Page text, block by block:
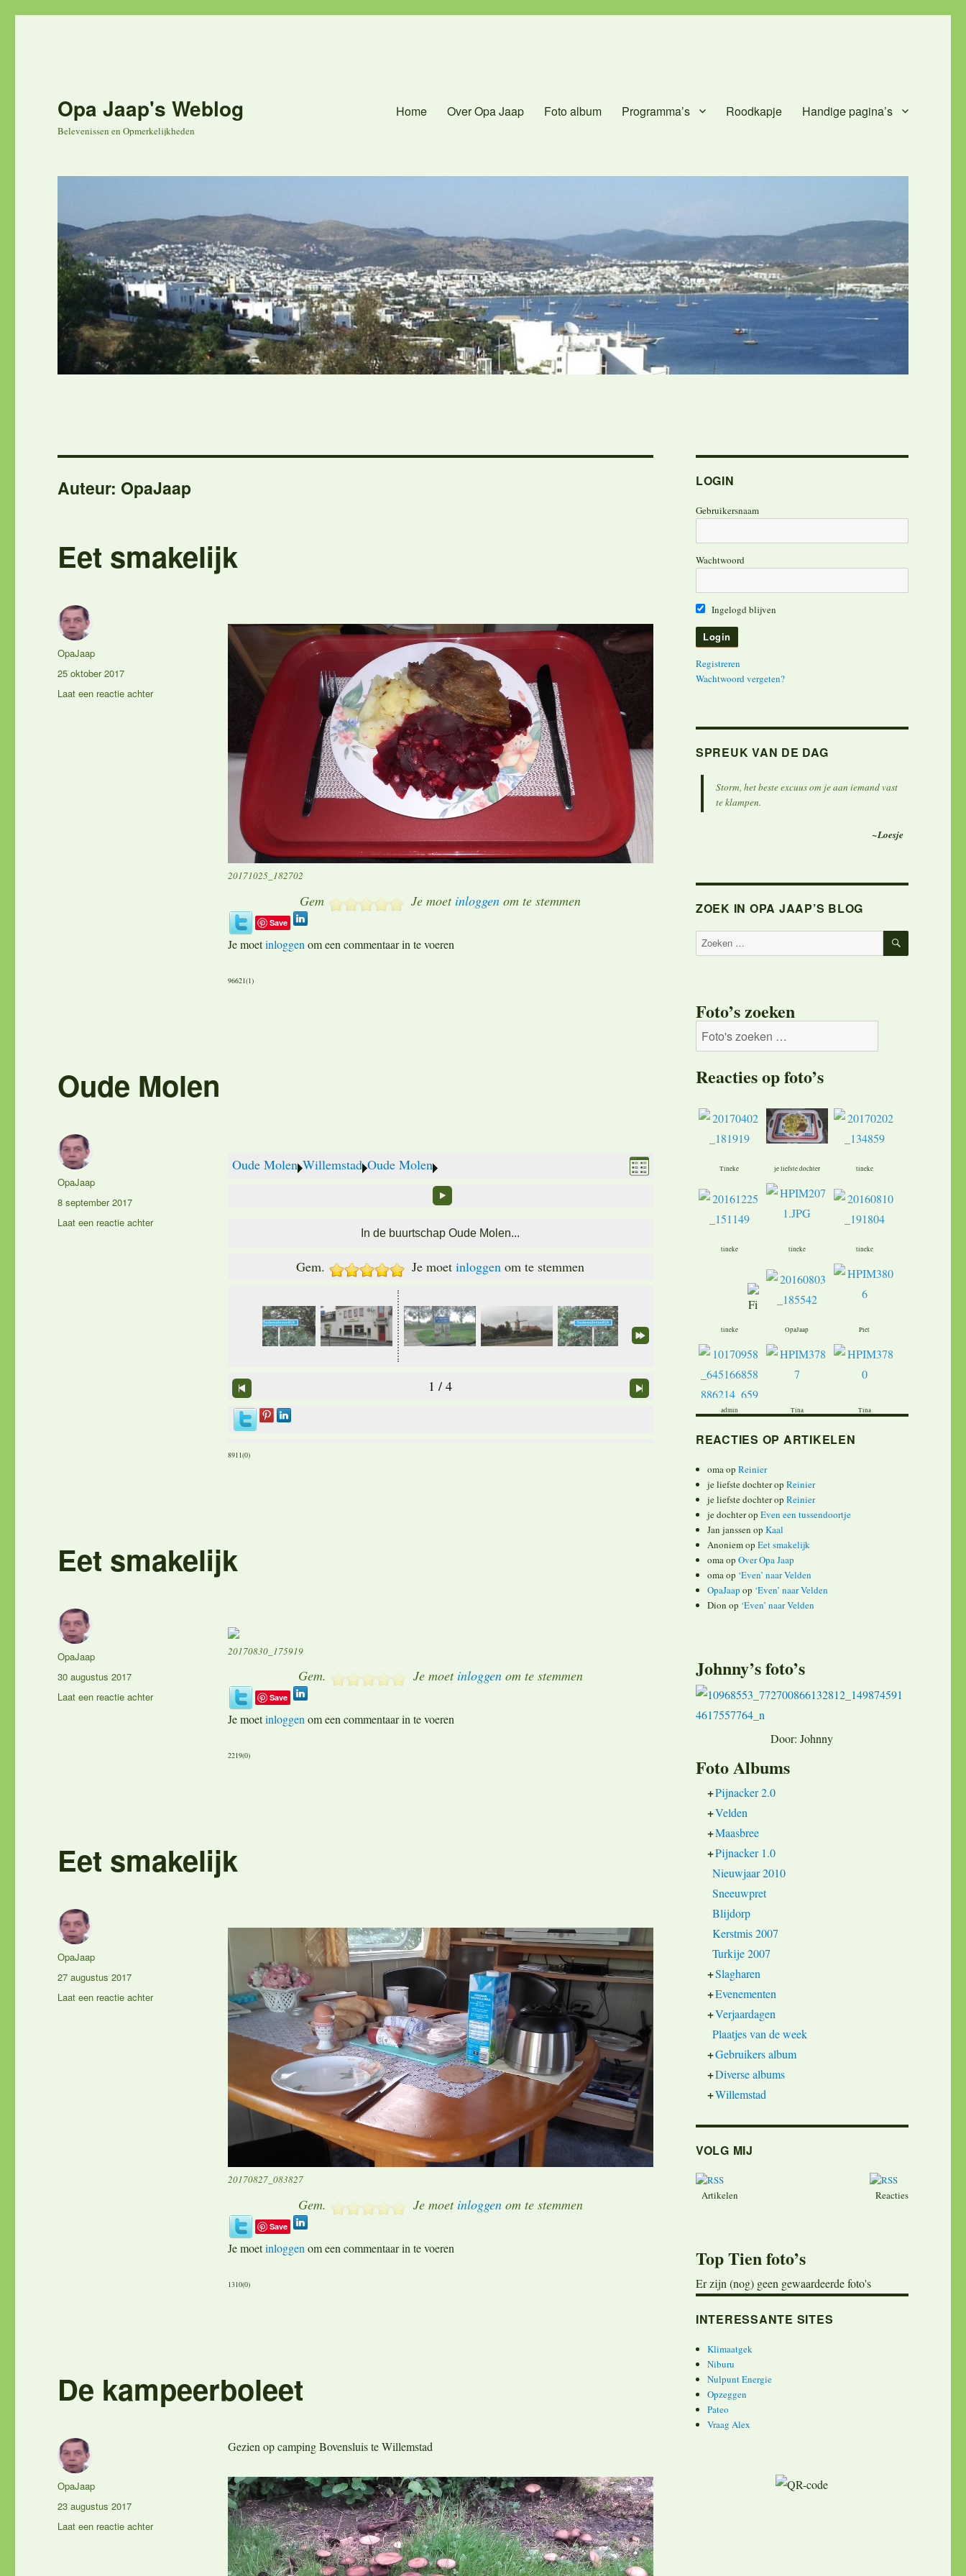
Opa Jaap's Weblog
Belevenissen en Opmerkelijkheden
Home Over Opa Jaap Foto album Programma’s Roodkapje Handige pagina’s
Auteur: OpaJaap
Eet smakelijk
20171025_182702
Gem Je moet inloggen om te stemmen
Save
Je moetinloggen om een commentaar in te voeren
96621(1)
Auteur
OpaJaap
Geplaatst
op
25 oktober 2017
Laat een reactie achterop
Oude Molen
Oude Molen Willemstad Oude Molen
In de buurtschap Oude Molen...
Gem. Je moetinloggen om te stemmen
1 / 4
8911(0)
Auteur
OpaJaap
Geplaatst
op
8 september 2017
Laat een reactie achterop
Eet smakelijk
20170830_175919
Gem. Je moet inloggenom te stemmen
Save
Je moetinloggenom een commentaar in te voeren
2219(0)
Auteur
OpaJaap
Geplaatst
op
30 augustus 2017
Laat een reactie achterop
Eet smakelijk
20170827_083827
Gem. Je moet inloggenom te stemmen
Save
Je moetinloggen om een commentaar in te voeren
1310(0)
Auteur
OpaJaap
Geplaatst
op
27 augustus 2017
Laat een reactie achterop
De kampeerboleet
Gezien op camping Bovensluis te Willemstad
Auteur
OpaJaap
Geplaatst
op
23 augustus 2017
Laat een reactie achterop
LOGIN
Gebruikersnaam
Wachtwoord
Ingelogd blijven
Registreren
Wachtwoord vergeten?
SPREUK VAN DE DAG
Storm, het beste excuus om je aan iemand vast
te klampen.
~Loesje
ZOEK IN OPA JAAP’S BLOG
Zoeken
naar:
ZOEKEN
Foto’s zoeken
Reacties op foto’s
Tineke je liefste dochter tineke
tineke tineke tineke
tineke OpaJaap Piet
admin Tina Tina
REACTIES OP ARTIKELEN
omaopReinier
je liefste dochteropReinier
je liefste dochteropReinier
je dochteropEven een tussendoortje
Jan janssen opKaal
AnoniemopEet smakelijk
omaopOver Opa Jaap
omaop ‘Even’ naar Velden
OpaJaap op ‘Even’ naar Velden
Dion op ‘Even’ naar Velden
Johnny’s foto’s
Door: Johnny
Foto Albums
+Pijnacker 2.0
+Velden
+Maasbree
+Pijnacker 1.0
Nieuwjaar 2010
Sneeuwpret
Blijdorp
Kerstmis 2007
Turkije 2007
+Slagharen
+Evenementen
+Verjaardagen
Plaatjes van de week
+Gebruikers album
+Diverse albums
+Willemstad
VOLG MIJ
Artikelen Reacties
Top Tien foto’s
Er zijn (nog) geen gewaardeerde foto's
INTERESSANTE SITES
Klimaatgek
Niburu
Nulpunt Energie
Opzeggen
Pateo
Vraag Alex